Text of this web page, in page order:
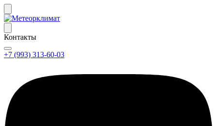
Контакты
+7 (993) 313-60-03